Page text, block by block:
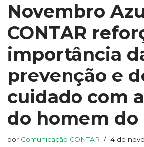
Novembro
CONTAR
importância
prevenção e
cuidado com
do homem do
por Comunicação CONTAR 4 de